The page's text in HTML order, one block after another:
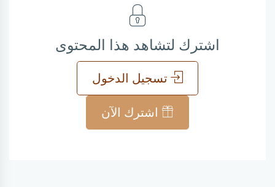
اشترك لتشاهد هذا المحتوى
تسجيل الدخول
اشترك الآن